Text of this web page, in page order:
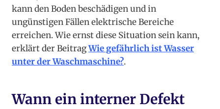
kann den Boden beschädigen und in
ungünstigen Fällen elektrische Bereiche
erreichen. Wie ernst diese Situation sein kann,
erklärt der BeitragWie gefährlich ist Wasser
unter der Waschmaschine?.
Wann ein interner Defekt